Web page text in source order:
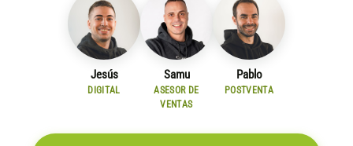
Jesús
DIGITAL
Samu
ASESOR DE
VENTAS
Pablo
POSTVENTA